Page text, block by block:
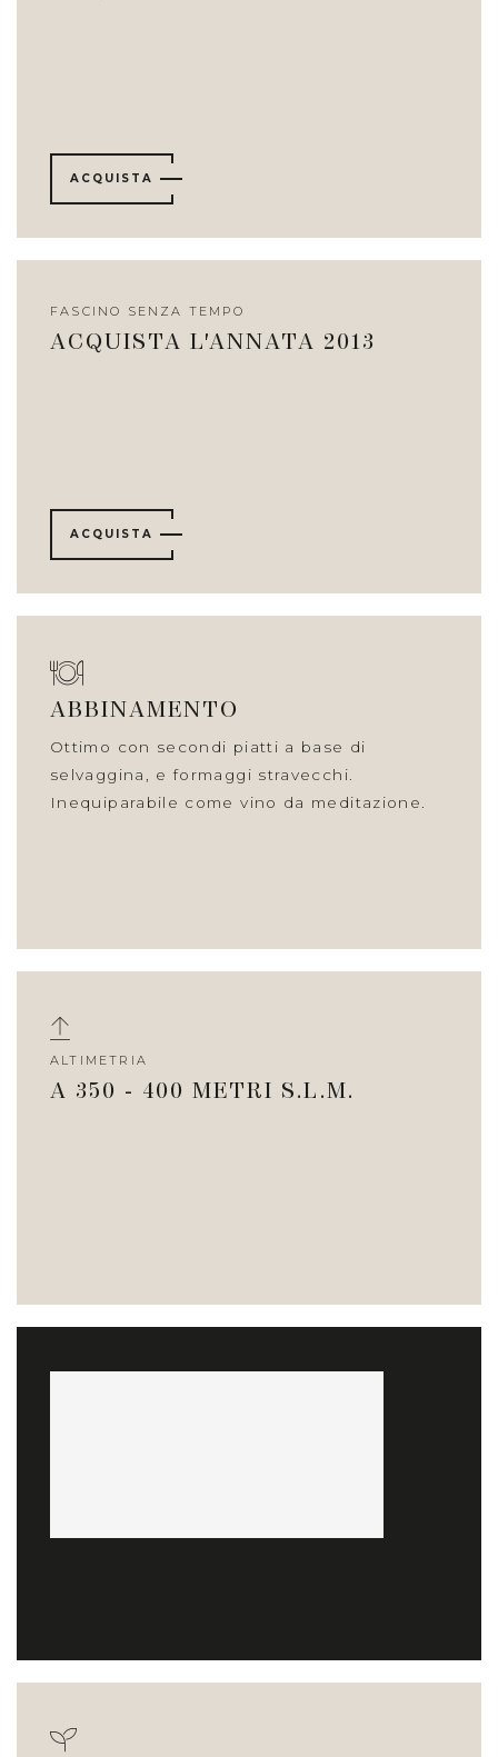
ACQUISTA
FASCINO SENZA TEMPO
ACQUISTA L'ANNATA 2013
ACQUISTA
ABBINAMENTO
Ottimo con secondi piatti a base di
selvaggina, e formaggi stravecchi.
Inequiparabile come vino da meditazione.
ALTIMETRIA
A 350 - 400 METRI S.L.M.